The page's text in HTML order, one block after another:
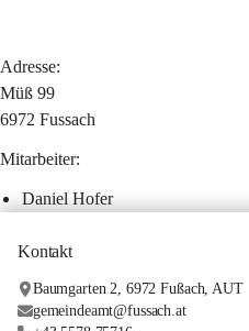
Adresse:
Müß 99
6972 Fussach
Mitarbeiter:
Daniel Hofer
Kontakt
Baumgarten 2, 6972 Fußach, AUT
gemeindeamt@fussach.at